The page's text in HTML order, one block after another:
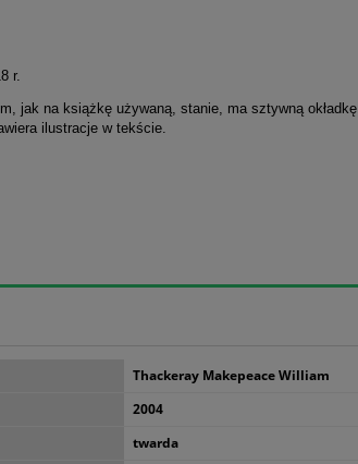
r.
jak na książkę używaną, stanie, ma sztywną okładkę
ilustracje w tekście.
Thackeray Makepeace William
2004
twarda